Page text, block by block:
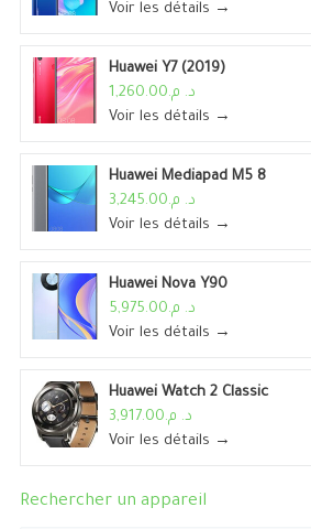
Voir les détails →
Huawei Y7 (2019)
د. م.1,260.00
Voir les détails →
Huawei Mediapad M5 8
د. م.3,245.00
Voir les détails →
Huawei Nova Y90
د. م.5,975.00
Voir les détails →
Huawei Watch 2 Classic
د. م.3,917.00
Voir les détails →
Rechercher un appareil